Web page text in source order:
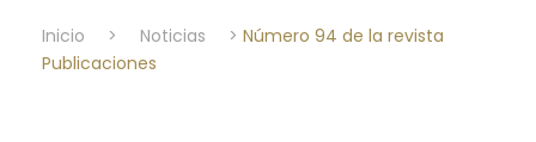
Inicio > Noticias > Número 94 de la revista
Publicaciones